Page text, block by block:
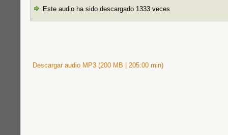
Este audio ha sido descargado 1333 veces
Descargar audio MP3 (200 MB | 205:00 min)